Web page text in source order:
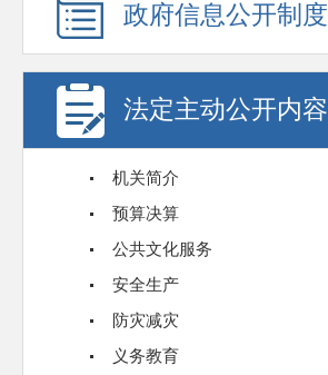
政府信息公开制度
法定主动公开内容
机关简介
预算决算
公共文化服务
安全生产
防灾减灾
义务教育